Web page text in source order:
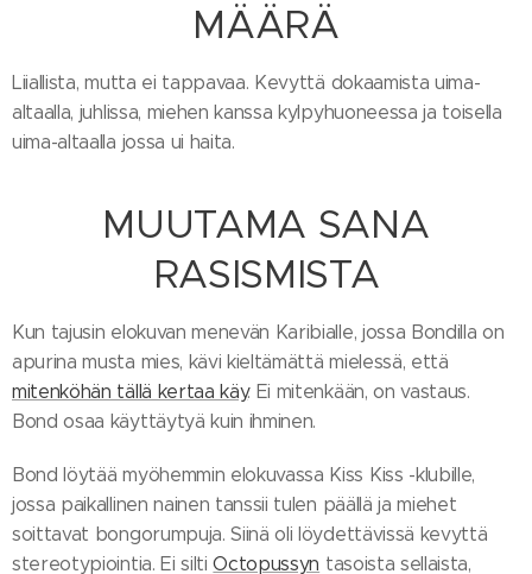
MÄÄRÄ
Liiallista, mutta ei tappavaa. Kevyttä dokaamista uima-
altaalla, juhlissa, miehen kanssa kylpyhuoneessa ja toisella
uima-altaalla jossa ui haita.
MUUTAMA SANA
RASISMISTA
Kun tajusin elokuvan menevän Karibialle, jossa Bondilla on
apurina musta mies, kävi kieltämättä mielessä, että
mitenköhän tällä kertaa käy. Ei mitenkään, on vastaus.
Bond osaa käyttäytyä kuin ihminen.
Bond löytää myöhemmin elokuvassa Kiss Kiss -klubille,
jossa paikallinen nainen tanssii tulen päällä ja miehet
soittavat bongorumpuja. Siinä oli löydettävissä kevyttä
stereotypiointia. Ei siltiOctopussyn tasoista sellaista,